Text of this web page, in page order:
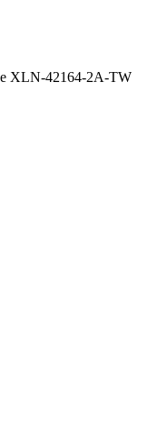
XLN-42164-2A-TW